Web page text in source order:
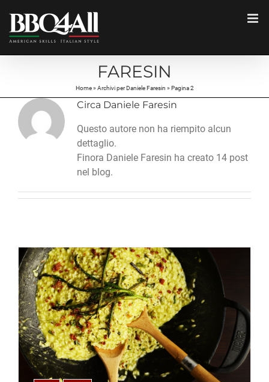
contenuto
FARESIN
Home» Archivi per Daniele Faresin » Pagina 2
Circa Daniele Faresin
Questo autore non ha riempito alcun
dettaglio.
Finora Daniele Faresin ha creato 14 post
nel blog.